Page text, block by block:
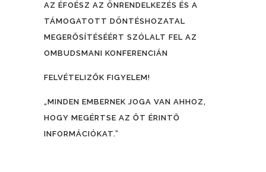
AZ ÉFOÉSZ AZ ÖNRENDELKEZÉS ÉS A
TÁMOGATOTT DÖNTÉSHOZATAL
MEGERŐSÍTÉSÉÉRT SZÓLALT FEL AZ
OMBUDSMANI KONFERENCIÁN
FELVÉTELIZŐK FIGYELEM!
„MINDEN EMBERNEK JOGA VAN AHHOZ,
HOGY MEGÉRTSE AZ ŐT ÉRINTŐ
INFORMÁCIÓKAT.”